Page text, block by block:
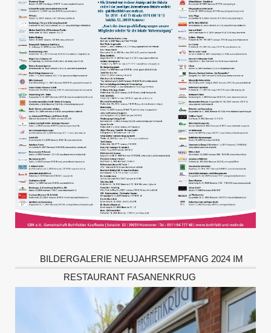
BILDERGALERIE NEUJAHRSEMPFANG 2024 IM
RESTAURANT FASANENKRUG